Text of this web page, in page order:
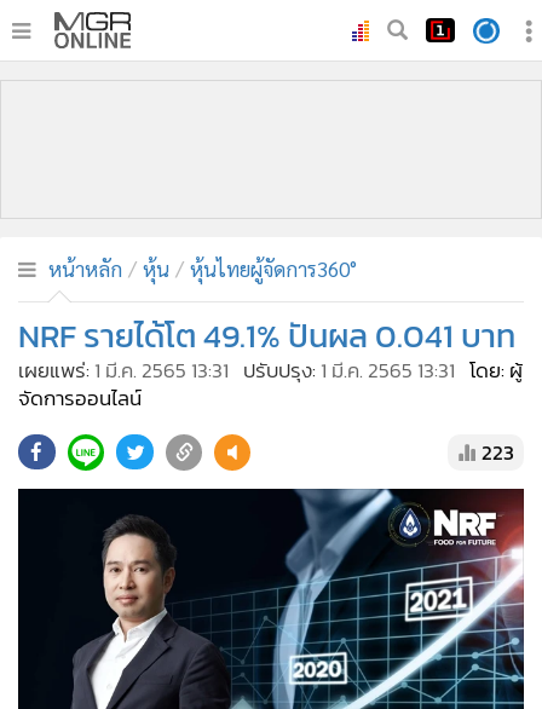
• บันเทิง
ผู้จัดการรายวัน
• คอลัมนิสต์
• ละคร
CbizReview
• Cyber BIZ
Good health & Well-being
Green Innovation & SD
Management & HR
MGR Live
Infographic
หน้าหลัก หุ้น หุ้นไทยผู้จัดการ360°
NRF รายได้โต 49.1% ปันผล 0.041 บาท
เผยแพร่: 1 มี.ค. 2565 13:31 ปรับปรุง: 1 มี.ค. 2565 13:31 โดย: ผู้
จัดการออนไลน์
223